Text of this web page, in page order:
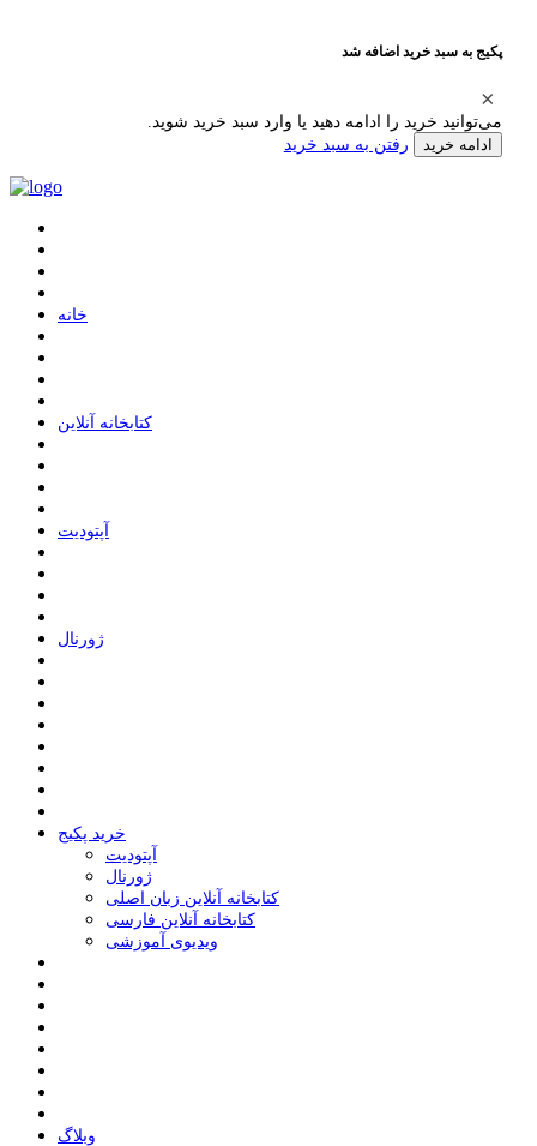
پکیج به سبد خرید اضافه شد
می‌توانید خرید را ادامه دهید یا وارد سبد خرید شوید.
ادامه خرید رفتن به سبد خرید
ﺧﺎﻧﻪ
ﮐﺘﺎﺑﺨﺎﻧﻪ ﺁﻧﻼﯾﻦ
ﺁﭘﺘﻮﺩﯾﺖ
ﮊﻭﺭﻧﺎﻝ
خرید پکیج
ﺁﭘﺘﻮﺩﯾﺖ
ﮊﻭﺭﻧﺎﻝ
کتابخانه آنلاین زبان اصلی
کتابخانه آنلاین فارسی
ویدیوی آموزشی
وبلاگ